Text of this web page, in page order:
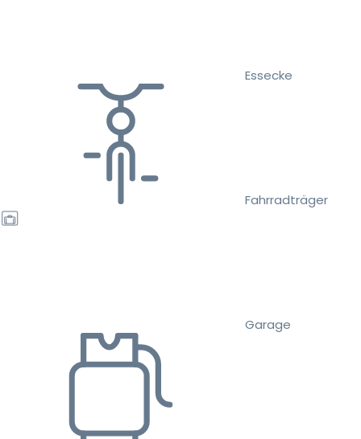
Essecke
Fahrradträger
Garage